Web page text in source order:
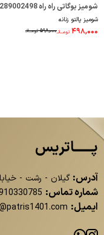
شومیز بوگاتی راه راه 289002498
شومیز پالتو زنانه
۵۹۸,۰۰۰ تومــانـ ۴۹۸,۰۰۰ تومــانـ
پــــــاتریس
آدرس: گیلان - رشت -
شماره تماس:
ایمیل: